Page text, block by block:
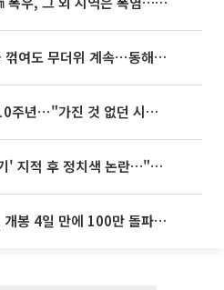
[내일 날씨] 폭염 한풀 꺾여도 무더위 계속⋯동해안 이틀 연속 비
임영웅, 어느덧 데뷔 10주년⋯"가진 것 없던 시절, 내 앞엔 20명의 팬뿐"
김희철, '뒤집힌 태극기' 지적 후 정치색 논란…"좌우 떠나 우리나라 국기"
놀란 감독 '오디세이', 개봉 4일 만에 100만 돌파⋯'왕사남' 보다 빠르다